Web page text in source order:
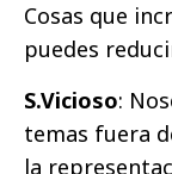
Cosas que
puedes
S.Vicioso:
temas fuera
la